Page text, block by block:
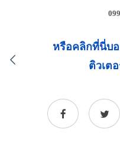
หรือคลิกที่นี่บ
ติวเต